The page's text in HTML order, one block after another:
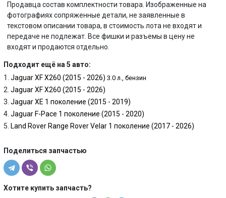
Продавца состав комплектности товара. Изображенные на
фотографиях сопряженные детали, не заявленные в
текстовом описании товара, в стоимость лота не входят и
передаче не подлежат. Все фишки и разъемы в цену не
входят и продаются отдельно.
Подходит ещё на 5 авто:
Jaguar XF X260 (2015 - 2026) 3.0 л., бензин
Jaguar XF X260 (2015 - 2026)
Jaguar XE 1 поколение (2015 - 2019)
Jaguar F-Pace 1 поколение (2015 - 2020)
Land Rover Range Rover Velar 1 поколение (2017 - 2026)
Поделиться запчастью
Хотите купить запчасть?